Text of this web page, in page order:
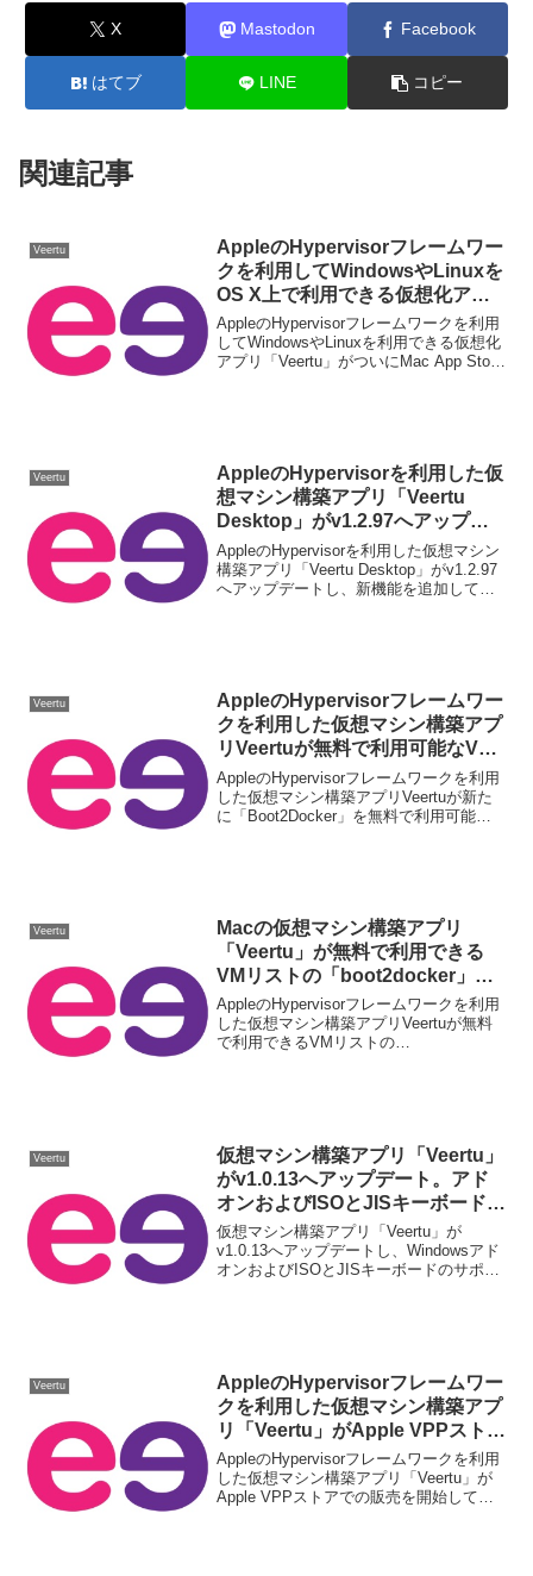
X Mastodon Facebook
はてブ LINE コピー
関連記事
Veertu
AppleのHypervisorフレームワー
クを利用してWindowsやLinuxを
OS X上で利用できる仮想化アプ
リ「Veertu」がついにMac App
Storeに登場。
AppleのHypervisorフレームワークを利用
してWindowsやLinuxを利用できる仮想化
アプリ「Veertu」がついにMac App Store
Veertu
AppleのHypervisorを利用した仮
想マシン構築アプリ「Veertu
Desktop」がv1.2.97へアップデ
ートし、VMサスペンド時にネッ
トワークやCDイメージの割当が
可能に。
AppleのHypervisorを利用した仮想マシン
構築アプリ「Veertu Desktop」がv1.2.97
へアップデートし、新機能を追加してい
Veertu
AppleのHypervisorフレームワー
クを利用した仮想マシン構築アプ
リVeertuが無料で利用可能なVM
リストに「Boot2Docker」を追
加。
AppleのHypervisorフレームワークを利用
した仮想マシン構築アプリVeertuが新た
に「Boot2Docker」を無料で利用可能な
Veertu
Macの仮想マシン構築アプリ
「Veertu」が無料で利用できる
VMリストの「boot2docker」を
アップデート。
AppleのHypervisorフレームワークを利用
した仮想マシン構築アプリVeertuが無料
で利用できるVMリストの
Veertu
仮想マシン構築アプリ「Veertu」
がv1.0.13へアップデート。アド
オンおよびISOとJISキーボードの
サポートが改善。
仮想マシン構築アプリ「Veertu」が
v1.0.13へアップデートし、Windowsアド
オンおよびISOとJISキーボードのサポー
Veertu
AppleのHypervisorフレームワー
クを利用した仮想マシン構築アプ
リ「Veertu」がApple VPPストア
での販売を開始。
AppleのHypervisorフレームワークを利用
した仮想マシン構築アプリ「Veertu」が
Apple VPPストアでの販売を開始してい